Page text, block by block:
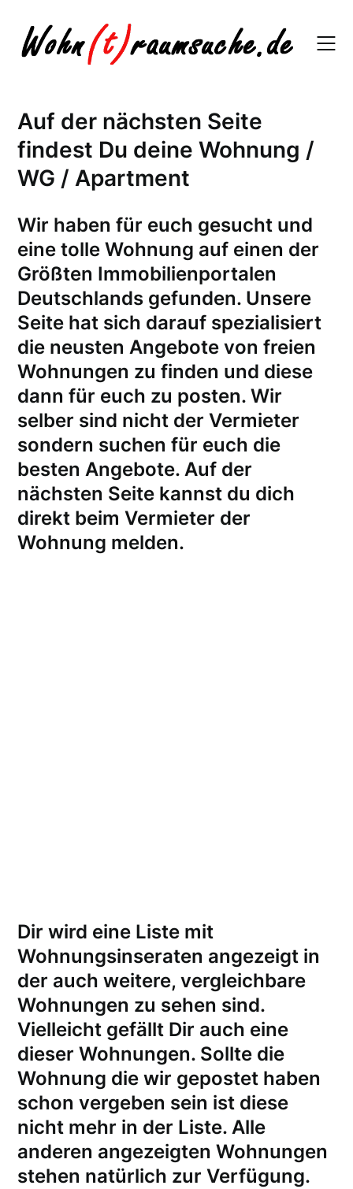
content
Auf der nächsten Seite
findest Du deine Wohnung /
WG / Apartment
Wir haben für euch gesucht und
eine tolle Wohnung auf einen der
Größten Immobilienportalen
Deutschlands gefunden. Unsere
Seite hat sich darauf spezialisiert
die neusten Angebote von freien
Wohnungen zu finden und diese
dann für euch zu posten. Wir
selber sind nicht der Vermieter
sondern suchen für euch die
besten Angebote. Auf der
nächsten Seite kannst du dich
direkt beim Vermieter der
Wohnung melden.
Dir wird eine Liste mit
Wohnungsinseraten angezeigt in
der auch weitere, vergleichbare
Wohnungen zu sehen sind.
Vielleicht gefällt Dir auch eine
dieser Wohnungen. Sollte die
Wohnung die wir gepostet haben
schon vergeben sein ist diese
nicht mehr in der Liste. Alle
anderen angezeigten Wohnungen
stehen natürlich zur Verfügung.